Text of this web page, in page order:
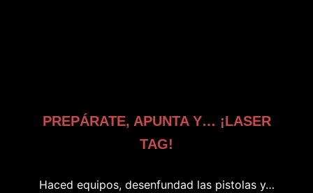
PREPÁRATE, APUNTA Y… ¡LASER
TAG!
Haced equipos, desenfundad las pistolas y…